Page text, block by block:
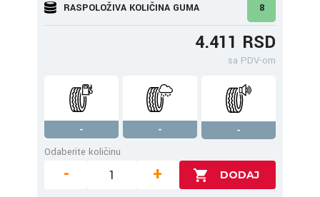
RASPOLOŽIVA KOLIČINA GUMA 8
4.411 RSD
sa PDV-om
- -
-
Odaberite količinu
- +